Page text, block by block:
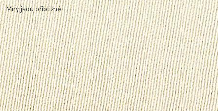
Míry jsou přibližné.